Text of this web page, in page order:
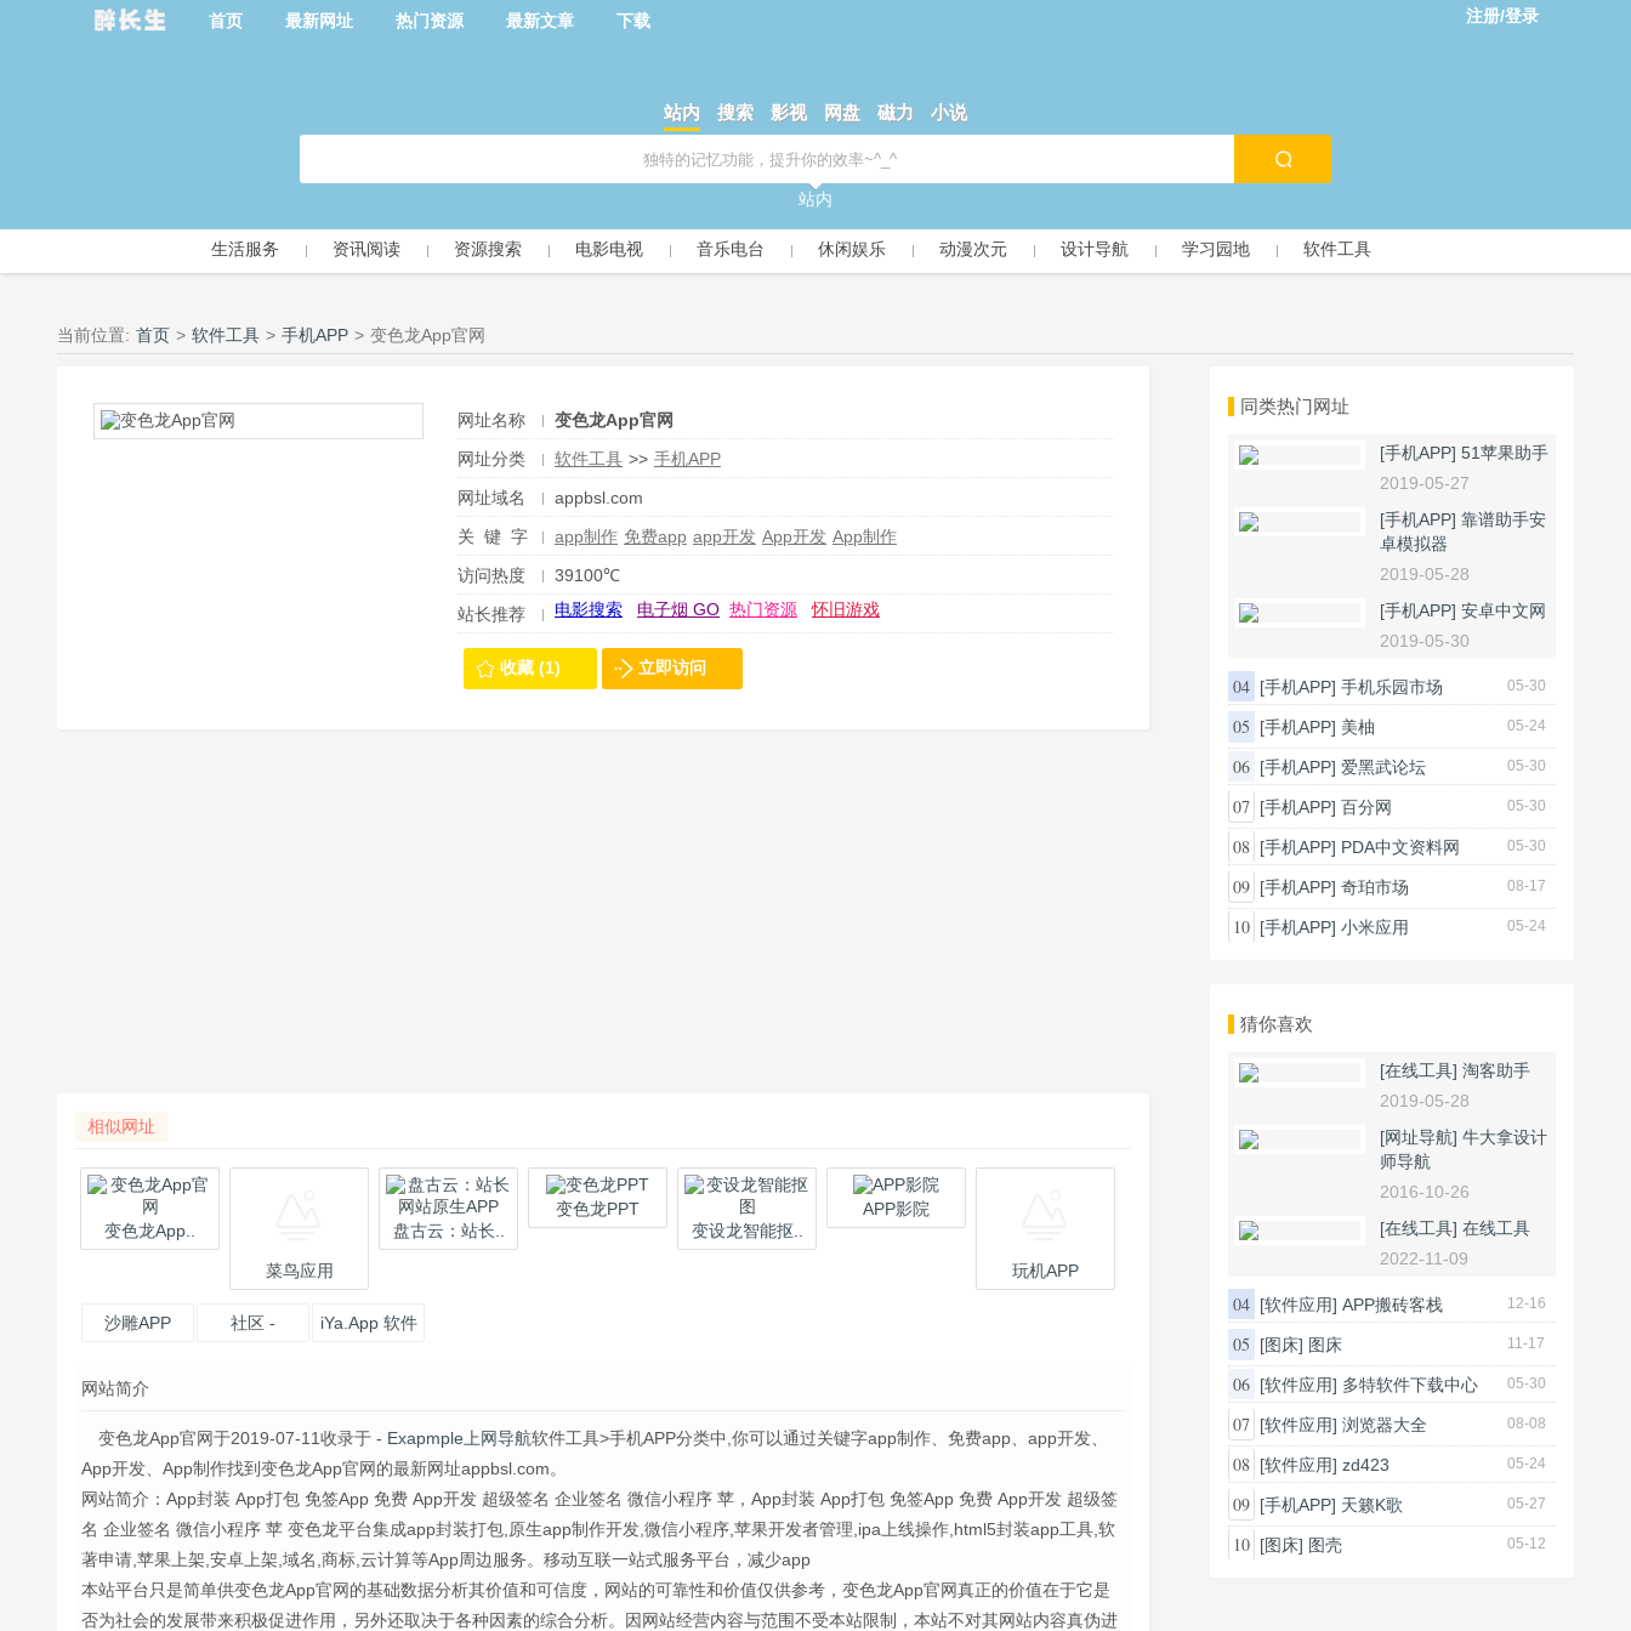
首页 最新网址 热门资源 最新文章 下载 注册/登录
站内 搜索 影视 网盘 磁力 小说
站内
生活服务 资讯阅读 资源搜索 电影电视 音乐电台 休闲娱乐 动漫次元 设计导航 学习园地 软件工具
当前位置: 首页 > 软件工具 > 手机APP > 变色龙App官网
网址名称
变色龙App官网
网址分类
软件工具 >> 手机APP
网址域名
appbsl.com
关 键 字
app制作 免费app app开发 App开发 App制作
访问热度
39100℃
站长推荐
电影搜索 电子烟 GO 热门资源 怀旧游戏
收藏 (1) 立即访问
相似网址
变色龙App..
菜鸟应用
盘古云：站长..
变色龙PPT
变设龙智能抠..
APP影院
玩机APP
沙雕APP
社区 -
iYa.App 软件
网站简介
变色龙App官网于2019-07-11收录于 - Exapmple上网导航软件工具>手机APP分类中,你可以通过关键字app制作、免费app、app开发、
App开发、App制作找到变色龙App官网的最新网址appbsl.com。
网站简介：App封装 App打包 免签App 免费 App开发 超级签名 企业签名 微信小程序 苹，App封装 App打包 免签App 免费 App开发 超级签
名 企业签名 微信小程序 苹 变色龙平台集成app封装打包,原生app制作开发,微信小程序,苹果开发者管理,ipa上线操作,html5封装app工具,软
著申请,苹果上架,安卓上架,域名,商标,云计算等App周边服务。移动互联一站式服务平台，减少app
本站平台只是简单供变色龙App官网的基础数据分析其价值和可信度，网站的可靠性和价值仅供参考，变色龙App官网真正的价值在于它是
否为社会的发展带来积极促进作用，另外还取决于各种因素的综合分析。因网站经营内容与范围不受本站限制，本站不对其网站内容真伪进
同类热门网址
[手机APP] 51苹果助手
2019-05-27
[手机APP] 靠谱助手安
卓模拟器
2019-05-28
[手机APP] 安卓中文网
2019-05-30
04 [手机APP] 手机乐园市场 05-30
05 [手机APP] 美柚 05-24
06 [手机APP] 爱黑武论坛 05-30
07 [手机APP] 百分网 05-30
08 [手机APP] PDA中文资料网 05-30
09 [手机APP] 奇珀市场 08-17
10 [手机APP] 小米应用 05-24
猜你喜欢
[在线工具] 淘客助手
2019-05-28
[网址导航] 牛大拿设计
师导航
2016-10-26
[在线工具] 在线工具
2022-11-09
04 [软件应用] APP搬砖客栈 12-16
05 [图床] 图床 11-17
06 [软件应用] 多特软件下载中心 05-30
07 [软件应用] 浏览器大全 08-08
08 [软件应用] zd423 05-24
09 [手机APP] 天籁K歌 05-27
10 [图床] 图壳 05-12